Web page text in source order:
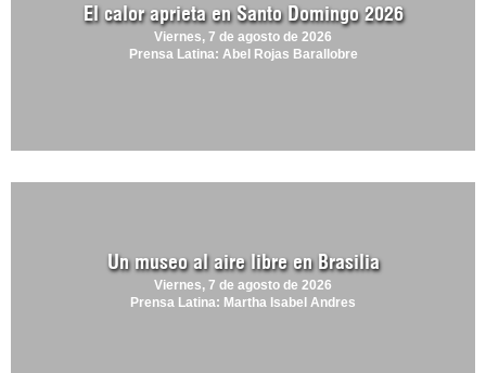
El calor aprieta en Santo Domingo 2026
Viernes, 7 de agosto de 2026
Prensa Latina: Abel Rojas Barallobre
Un museo al aire libre en Brasilia
Viernes, 7 de agosto de 2026
Prensa Latina: Martha Isabel Andres